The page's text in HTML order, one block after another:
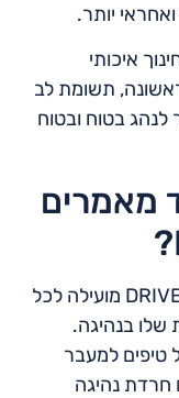
יותר.
איכותי
תשומת לב
לנהג בטוח ובטוח
מאמרים
חקירת מאמרים נוספים באתר של DRIVELY מועילה לכל
שלו בנהיגה.
טיפים למעבר
חרדת נהיגה